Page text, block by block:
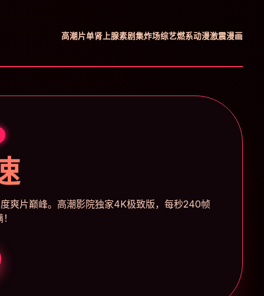
高潮片单肾上腺素剧集炸场综艺燃系动漫激震漫画
爽片巅峰。高潮影院独家4K极致版，每秒240帧